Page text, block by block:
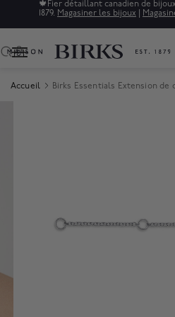
🍁 Fier détaillant canadien de
1879. Magasiner les bijoux
0
Accueil Birks Essentials Extension de